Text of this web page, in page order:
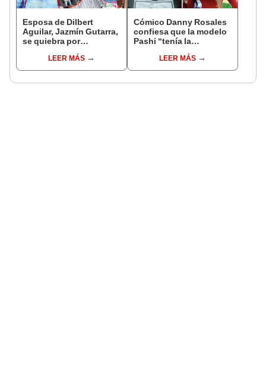
Esposa de Dilbert
Aguilar, Jazmín Gutarra,
se quiebra por
cantante con Claudia
Portocarrero: "Me
LEER MÁS
Cómico Danny Rosales
confiesa que la modelo
Pashi “tenía la
él: “Cometí un error”
LEER MÁS